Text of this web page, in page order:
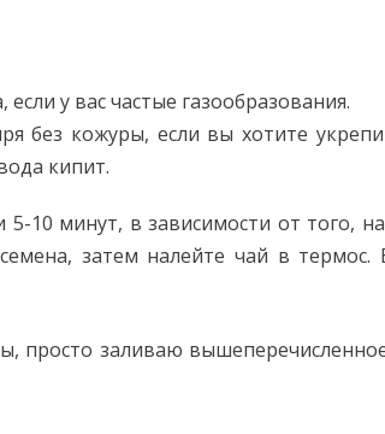
у вас частые газообразования.
без кожуры, если вы хотите
кипит.
10 минут, в зависимости от того,
затем налейте чай в термос.
просто заливаю